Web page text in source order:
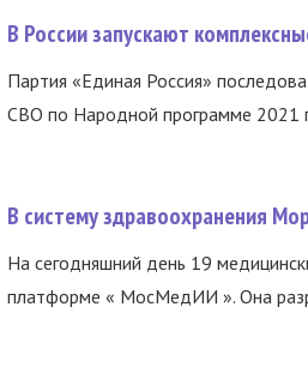
В России запускают
Партия «Единая Россия»
СВО по Народной программе 2021
В систему здравоохранения
На сегодняшний день 19
платформе « МосМедИИ ». Она